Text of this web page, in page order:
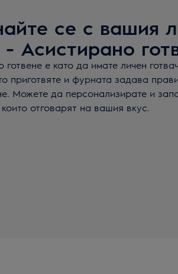
се с вашия
- Асистирано
готвене е като да имате личен
приготвяте и фурната задава
Можете да персонализирате и
отговарят на вашия вкус.